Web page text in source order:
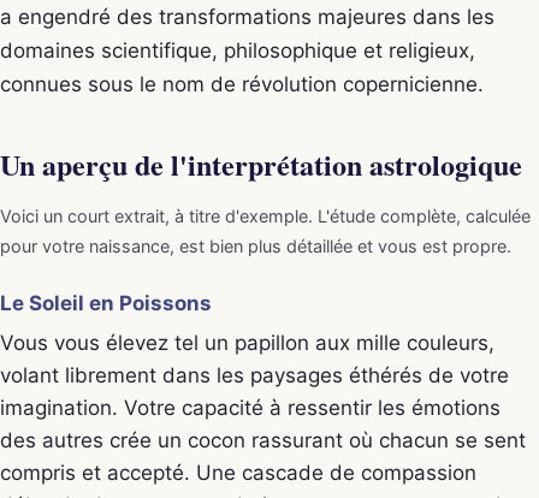
a engendré des transformations majeures dans les
domaines scientifique, philosophique et religieux,
connues sous le nom de révolution copernicienne.
Un aperçu de l'interprétation astrologique
Voici un court extrait, à titre d'exemple. L'étude complète, calculée
pour votre naissance, est bien plus détaillée et vous est propre.
Le Soleil en Poissons
Vous vous élevez tel un papillon aux mille couleurs,
volant librement dans les paysages éthérés de votre
imagination. Votre capacité à ressentir les émotions
des autres crée un cocon rassurant où chacun se sent
compris et accepté. Une cascade de compassion